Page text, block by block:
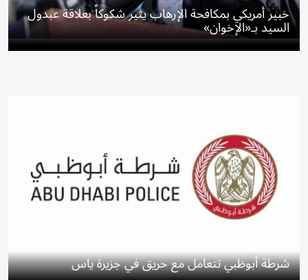
خبير أمريكي بمكافحة الإرهاب يثير شكوكاً بعلاقة عبدول
السيد بـ«الإخوان»
شرطة أبوظبي تتعامل مع حريق في جزيرة ياس